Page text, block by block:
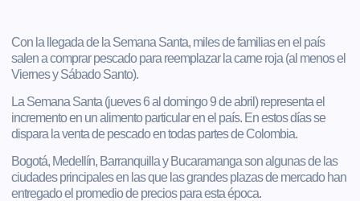
Con la llegada de la Semana Santa, miles de familias en el país
salen a comprar pescado para reemplazar la carne roja (al menos el
Viernes y Sábado Santo).
La Semana Santa (jueves 6 al domingo 9 de abril) representa el
incremento en un alimento particular en el país. En estos días se
dispara la venta de pescado en todas partes de Colombia.
Bogotá, Medellín, Barranquilla y Bucaramanga son algunas de las
ciudades principales en las que las grandes plazas de mercado han
entregado el promedio de precios para esta época.